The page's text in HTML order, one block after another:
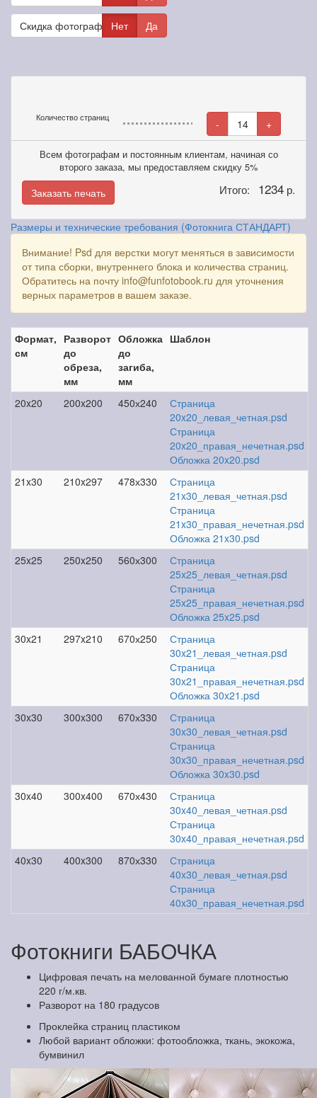
Скидка фотографамНет Да
Количество страниц - 14 +
Всем фотографам и постоянным клиентам, начиная со
второго заказа, мы предоставляем скидку 5%
Заказать печать Итого: 1234 р.
Размеры и технические требования (Фотокнига СТАНДАРТ)
Внимание! Psd для верстки могут меняться в зависимости
от типа сборки, внутреннего блока и количества страниц.
Обратитесь на почту info@funfotobook.ru для уточнения
верных параметров в вашем заказе.
Формат,
см
Разворот
до
обреза,
мм
Обложка
до
загиба,
мм
Шаблон
20x20 200x200 450х240
Страница
20x20_левая_четная.psd
Страница
20x20_правая_нечетная.psd
Обложка 20x20.psd
21x30
210x297 478х330
Страница
21x30_левая_четная.psd
Страница
21x30_правая_нечетная.psd
Обложка 21x30.psd
25x25
250x250 560х300
Страница
25x25_левая_четная.psd
Страница
25x25_правая_нечетная.psd
Обложка 25x25.psd
30x21
297x210 670х250
Страница
30x21_левая_четная.psd
Страница
30x21_правая_нечетная.psd
Обложка 30x21.psd
30x30
300x300 670х330
Страница
30x30_левая_четная.psd
Страница
30x30_правая_нечетная.psd
Обложка 30x30.psd
30x40
300x400 670х430
Страница
30x40_левая_четная.psd
Страница
30x40_правая_нечетная.psd
40x30
400x300 870х330
Страница
40x30_левая_четная.psd
Страница
40x30_правая_нечетная.psd
Фотокниги БАБОЧКА
Цифровая печать на мелованной бумаге плотностью
220 г/м.кв.
Разворот на 180 градусов
Проклейка страниц пластиком
Любой вариант обложки: фотообложка, ткань, экокожа,
бумвинил